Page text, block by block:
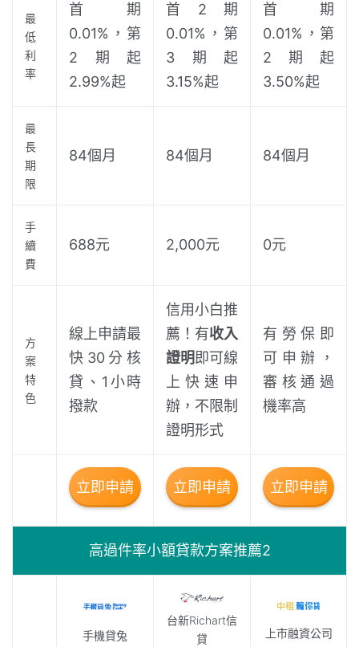
最
低
利
率
首期
0.01%，第
2期起
2.99%起
首2期
0.01%，第
3期起
3.15%起
首期
0.01%，第
2期起
3.50%起
最
長
期
限
84個月 84個月 84個月
手
續
費
688元 2,000元 0元
方
案
特
色
線上申請最
快30分核
貸、1小時
撥款
信用小白推
薦！有收入
證明即可線
上快速申
辦，不限制
證明形式
有勞保即
可申辦，
審核通過
機率高
立即申請 立即申請 立即申請
高過件率小額貸款方案推薦2
手機貸兔
台新Richart信
貸
上市融資公司